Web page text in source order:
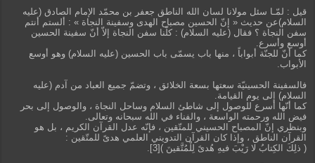
قيل : لمّـا سئل مولانا لسان الله الناطق جعفر بن محمّد الإمام الصادق (عليه
السلام)عن حديث « إنّ الحسين مصباح الهدى وسفينة النجاة » : ألستم أنتم
سفن النجاة ؟ فقال (عليه السلام) : كلّنا سفن النجاة إلاّ أنّ سفينة الحسين
أوسع وأسرع.
كما أنّ للجنّة أبواباً ، منها باب يسمّى باب الحسين (عليه السلام) وهو أوسع
الأبواب.
فالسفينة الحسينيّة سعتها بسعة الخلائق ، وتضمّ جميع العباد من آدم (عليه
السلام) إلى يوم القيامة.
كما أنّها أسرع للوصول إلى شاطئ السلام وساحل النجاة ، والوصول إلى بحر
فيض الله ورحمته الواسعة ، والفناء في الله سبحانه وتعالى.
وبنظري إنّ المصباح الحسيني للمتّقين ، فإنّه عدل القرآن الكريم ، بل هو
القرآن الناطق ، وإذا كان القرآن التدويني العلمي هدىً للمتّقين :
( ذلِكَ الكِتابُ لا رَيْبَ فيهِ هُدىً لِلْمُتَّقينَ )[3].